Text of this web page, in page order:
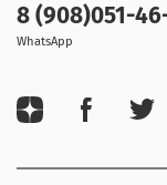
8 (908)051-
WhatsApp